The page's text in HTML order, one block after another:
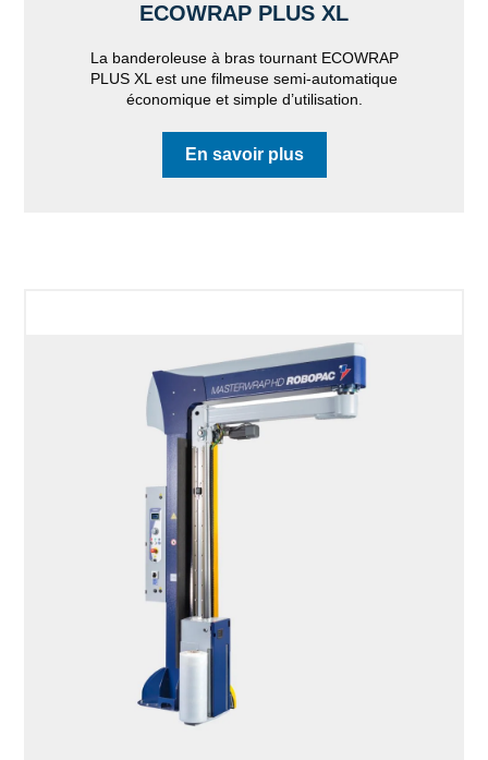
ECOWRAP PLUS XL
La banderoleuse à bras tournant ECOWRAP
PLUS XL est une filmeuse semi-automatique
économique et simple d’utilisation.
En savoir plus